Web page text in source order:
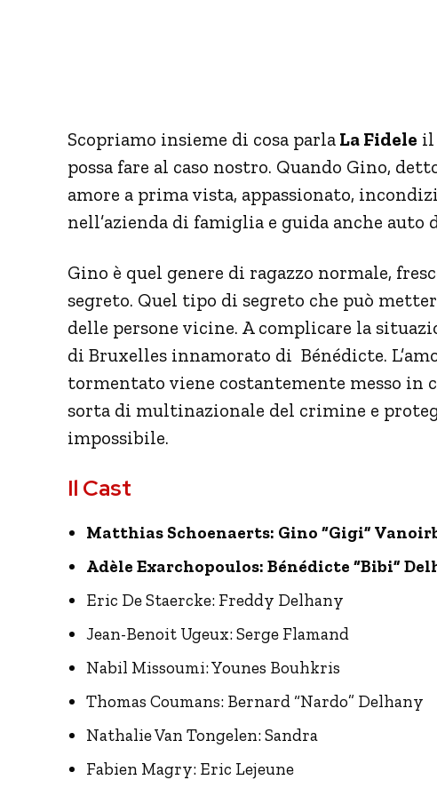
Scopriamo insieme di cosa parla La Fidele il
possa fare al caso nostro. Quando Gino,
amore a prima vista, appassionato,
nell’azienda di famiglia e guida anche auto
Gino è quel genere di ragazzo normale,
segreto. Quel tipo di segreto che può
delle persone vicine. A complicare la
di Bruxelles innamorato di Bénédicte.
tormentato viene costantemente messo
sorta di multinazionale del crimine e
impossibile.
Il Cast
Matthias Schoenaerts: Gino “Gigi”
Adèle Exarchopoulos: Bénédicte “Bibi”
Eric De Staercke: Freddy Delhany
Jean-Benoit Ugeux: Serge Flamand
Nabil Missoumi: Younes Bouhkris
Thomas Coumans: Bernard “Nardo” Delhany
Nathalie Van Tongelen: Sandra
Fabien Magry: Eric Lejeune